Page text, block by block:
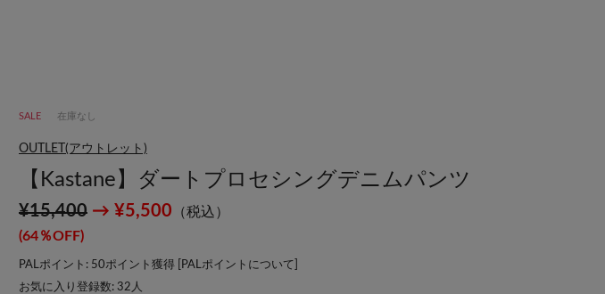
SALE 在庫なし
OUTLET(アウトレット)
【Kastane】ダートプロセシングデニムパンツ
¥15,400 → ¥5,500 （税込）
(64％OFF)
PALポイント: 50ポイント獲得 [ PALポイントについて
お気に入り登録数: 32 人